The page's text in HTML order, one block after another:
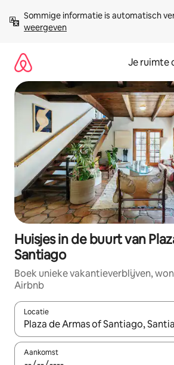
direct
naar
Sommige informatie is automatisch
weergeven
Je ruimte
Huisjes in de buurt van
Santiago
Boek unieke vakantieverblijven,
Airbnb
Locatie
Wanneer er suggesties beschikbaar
Aankomst